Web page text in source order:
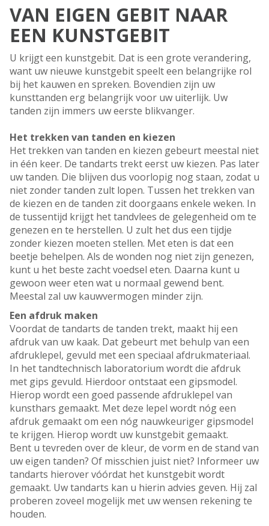
VAN EIGEN GEBIT NAAR
EEN KUNSTGEBIT
U krijgt een kunstgebit. Dat is een grote verandering,
want uw nieuwe kunstgebit speelt een belangrijke rol
bij het kauwen en spreken. Bovendien zijn uw
kunsttanden erg belangrijk voor uw uiterlijk. Uw
tanden zijn immers uw eerste blikvanger.
Het trekken van tanden en kiezen
Het trekken van tanden en kiezen gebeurt meestal niet
in één keer. De tandarts trekt eerst uw kiezen. Pas later
uw tanden. Die blijven dus voorlopig nog staan, zodat u
niet zonder tanden zult lopen. Tussen het trekken van
de kiezen en de tanden zit doorgaans enkele weken. In
de tussentijd krijgt het tandvlees de gelegenheid om te
genezen en te herstellen. U zult het dus een tijdje
zonder kiezen moeten stellen. Met eten is dat een
beetje behelpen. Als de wonden nog niet zijn genezen,
kunt u het beste zacht voedsel eten. Daarna kunt u
gewoon weer eten wat u normaal gewend bent.
Meestal zal uw kauwvermogen minder zijn.
Een afdruk maken
Voordat de tandarts de tanden trekt, maakt hij een
afdruk van uw kaak. Dat gebeurt met behulp van een
afdruklepel, gevuld met een speciaal afdrukmateriaal.
In het tandtechnisch laboratorium wordt die afdruk
met gips gevuld. Hierdoor ontstaat een gipsmodel.
Hierop wordt een goed passende afdruklepel van
kunsthars gemaakt. Met deze lepel wordt nóg een
afdruk gemaakt om een nóg nauwkeuriger gipsmodel
te krijgen. Hierop wordt uw kunstgebit gemaakt.
Bent u tevreden over de kleur, de vorm en de stand van
uw eigen tanden? Of misschien juist niet? Informeer uw
tandarts hierover vóórdat het kunstgebit wordt
gemaakt. Uw tandarts kan u hierin advies geven. Hij zal
proberen zoveel mogelijk met uw wensen rekening te
houden.